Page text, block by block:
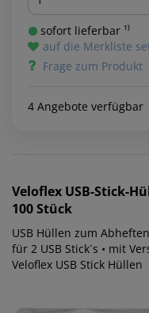
sofort lieferbar ¹⁾
auf die Merkliste
Frage zum Produkt
4 Angebote verfügbar
Veloflex USB-Stick-
100 Stück
USB Hüllen zum
für 2 USB Stick`s • mit
Veloflex USB Stick Hüllen